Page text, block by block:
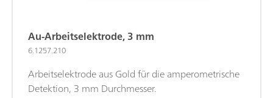
Au-Arbeitselektrode, 3 mm
6.1257.210
Arbeitselektrode aus Gold für die amperometrische
Detektion, 3 mm Durchmesser.